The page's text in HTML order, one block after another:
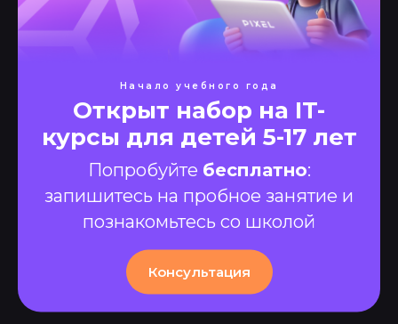
Сотрудничество
контента
Вакансии
Контакты
Услуги
Видеоуроки по
программированию
Индивидуальные
занятия по
программированию
Оплата
Цены
Кредит
Материнский
капитал
Налоговый вычет
Начало учебного года
Открыт набор на IT-
курсы для детей 5-17 лет
Попробуйте бесплатно:
запишитесь на пробное занятие и
познакомьтесь со школой
Консультация